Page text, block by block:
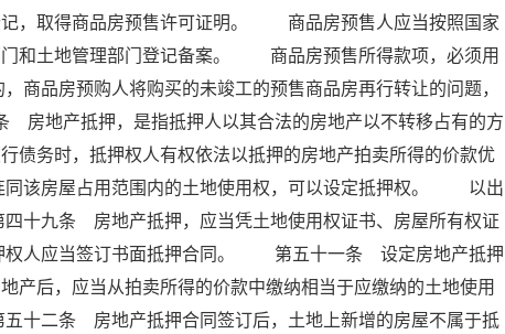
记，取得商品房预售许可证明。 商品房预售人应当按照国家
门和土地管理部门登记备案。 商品房预售所得款项，必须用
房预购人将购买的未竣工的预售商品房再行转让的问题，
产抵押，是指抵押人以其合法的房地产以不转移占有的方
债务时，抵押权人有权依法以抵押的房地产拍卖所得的价款优
该房屋占用范围内的土地使用权，可以设定抵押权。 以出
九条 房地产抵押，应当凭土地使用权证书、房屋所有权证
人应当签订书面抵押合同。 第五十一条 设定房地产抵押
产后，应当从拍卖所得的价款中缴纳相当于应缴纳的土地使用
二条 房地产抵押合同签订后，土地上新增的房屋不属于抵